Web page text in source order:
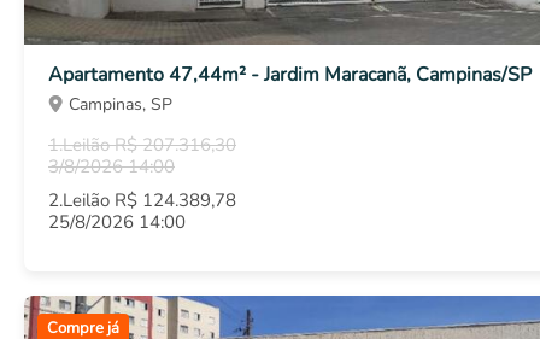
Apartamento 47,44m² - Jardim Maracanã, Campinas/SP
Campinas, SP
1.Leilão R$ 207.316,30
3/8/2026 14:00
2.Leilão R$ 124.389,78
25/8/2026 14:00
Compre já